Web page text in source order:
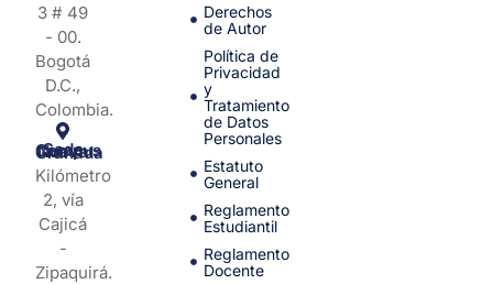
3 # 49
- 00.
Bogotá
D.C.,
Colombia.
Sede Campus Nueva Granada
Kilómetro
2, vía
Cajicá
-
Zipaquirá.
Derechos
de Autor
Política de
Privacidad
y
Tratamiento
de Datos
Personales
Estatuto
General
Reglamento
Estudiantil
Reglamento
Docente